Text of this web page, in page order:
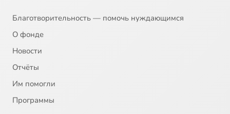
Благотворительность — помочь нуждающимся
О фонде
Новости
Отчёты
Им помогли
Программы